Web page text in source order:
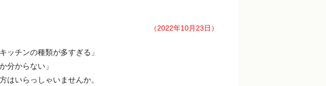
（2022年10月23日）
ッチンの種類が多すぎる」
分からない」
はいらっしゃいませんか。